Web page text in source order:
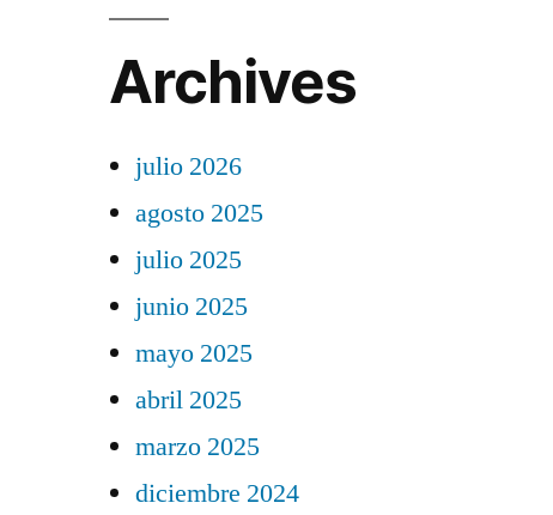
Archives
julio 2026
agosto 2025
julio 2025
junio 2025
mayo 2025
abril 2025
marzo 2025
diciembre 2024